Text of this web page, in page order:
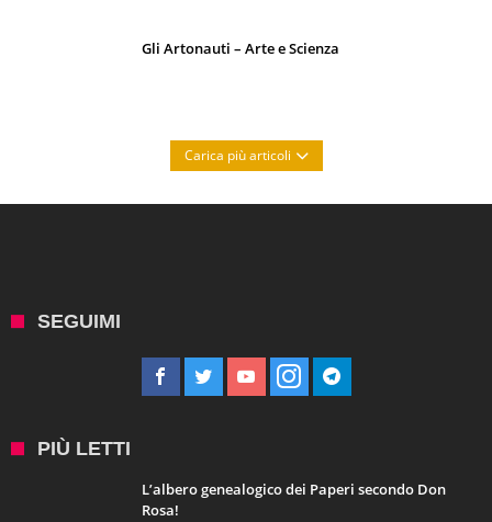
Gli Artonauti – Arte e Scienza
Carica più articoli
SEGUIMI
PIÙ LETTI
L’albero genealogico dei Paperi secondo Don
Rosa!